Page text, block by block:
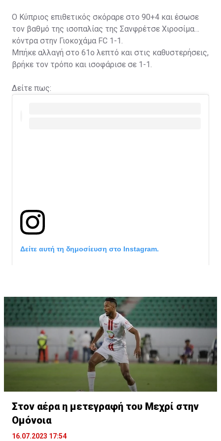
Ο Κύπριος επιθετικός σκόραρε στο 90+4 και έσωσε
τον βαθμό της ισοπαλίας της Σανφρέτσε Χιροσίμα
κόντρα στην Γιοκοχάμα FC 1-1.
Μπήκε αλλαγή στο 61ο λεπτό και στις καθυστερήσεις,
βρήκε τον τρόπο και ισοφάρισε σε 1-1.
Δείτε πως:
Δείτε αυτή τη δημοσίευση στο Instagram.
Στον αέρα η μετεγραφή του Μεχρί στην
Ομόνοια
16.07.2023 17:54